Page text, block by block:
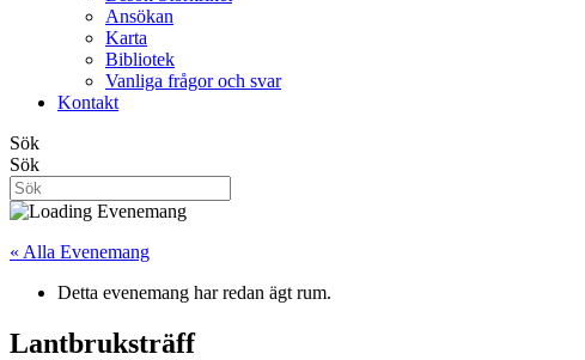
Ansökan
Karta
Bibliotek
Vanliga frågor och svar
Kontakt
Sök
Sök
« Alla Evenemang
Detta evenemang har redan ägt rum.
Lantbruksträff